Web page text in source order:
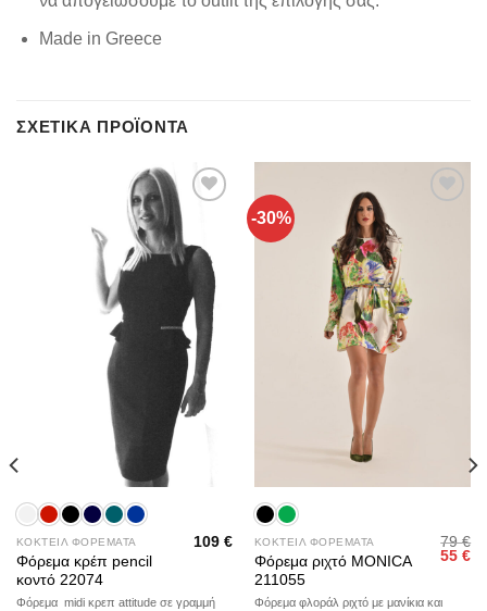
Made in Greece
ΣΧΕΤΙΚΆ ΠΡΟΪΌΝΤΑ
Add to
ΚΟΚΤΕΙΛ ΦΟΡΕΜΑΤΑ
Φόρεμα κρέπ pencil
κοντό 22074
109€
Φόρεμα midi κρεπ attitude σε γραμμή
-30%
ΚΟΚΤΕΙΛ ΦΟΡΕΜΑΤΑ
Φόρεμα ριχτό MONICA
211055
79€
79 €.
55€Η
Φόρεμα φλοράλ ριχτό με μανίκια και